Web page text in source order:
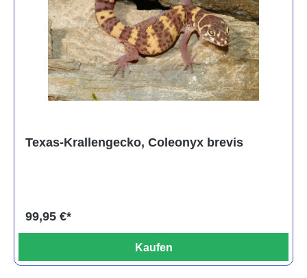
Texas-Krallengecko, Coleonyx brevis
99,95 €*
Kaufen